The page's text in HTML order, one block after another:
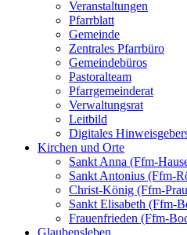
Veranstaltungen
Pfarrblatt
Gemeinde
Zentrales Pfarrbüro
Gemeindebüros
Pastoralteam
Pfarrgemeinderat
Verwaltungsrat
Leitbild
Digitales
Kirchen und Orte
Sankt Anna (Ffm-
Sankt Antonius (Ffm-
Christ-König (Ffm-
Sankt Elisabeth (Ffm-
Frauenfrieden (Ffm-